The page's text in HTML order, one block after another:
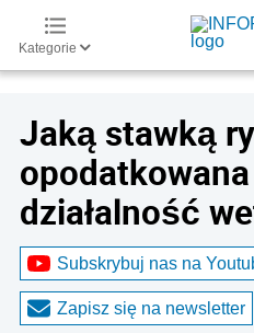
Kategorie
Jaką stawką
działalność
Subskrybuj nas na
Zapisz się na newsletter